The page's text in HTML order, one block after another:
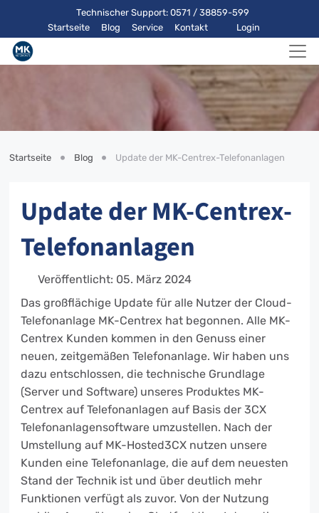
Technischer Support: 0571 / 38859-599
Startseite
Blog Service Kontakt Login
Startseite Blog Update der MK-Centrex-Telefonanlagen
Update der MK-Centrex-
Telefonanlagen
Veröffentlicht: 05. März 2024
Das großflächige Update für alle Nutzer der Cloud-
Telefonanlage MK-Centrex hat begonnen. Alle MK-
Centrex Kunden kommen in den Genuss einer
neuen, zeitgemäßen Telefonanlage. Wir haben uns
dazu entschlossen, die technische Grundlage
(Server und Software) unseres Produktes MK-
Centrex auf Telefonanlagen auf Basis der 3CX
Telefonanlagensoftware umzustellen. Nach der
Umstellung auf MK-Hosted3CX nutzen unsere
Kunden eine Telefonanlage, die auf dem neuesten
Stand der Technik ist und über deutlich mehr
Funktionen verfügt als zuvor. Von der Nutzung